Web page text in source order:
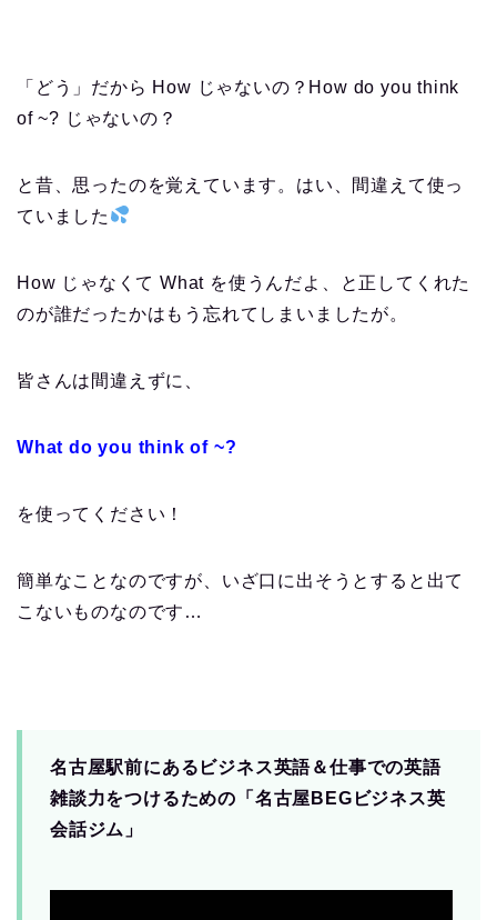
「どう」だから How じゃないの？How do you think
of ~? じゃないの？
と昔、思ったのを覚えています。はい、間違えて使っ
ていました
How じゃなくて What を使うんだよ、と正してくれた
のが誰だったかはもう忘れてしまいましたが。
皆さんは間違えずに、
What do you think of ~?
を使ってください！
簡単なことなのですが、いざ口に出そうとすると出て
こないものなのです…
名古屋駅前にあるビジネス英語＆仕事での英語
雑談力をつけるための「名古屋BEGビジネス英
会話ジム」